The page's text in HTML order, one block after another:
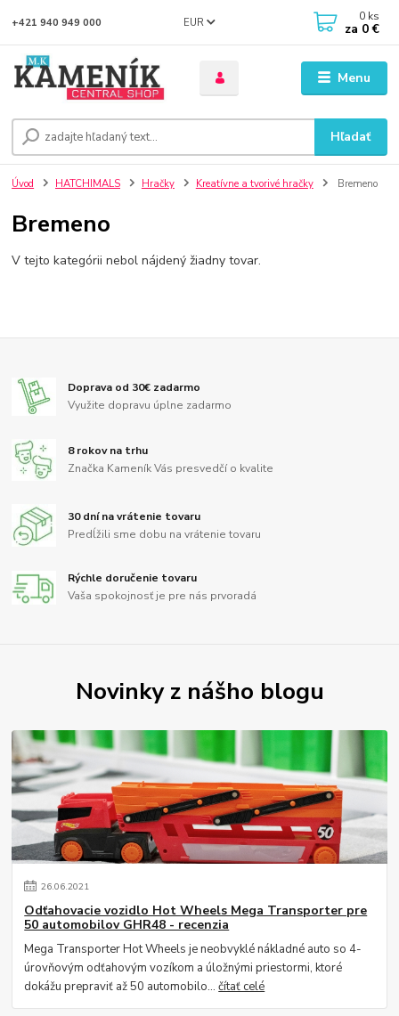
Menu
EUR
Hľadať
+421 940 949 000 0 ks
za 0 €
Úvod HATCHIMALS Hračky Kreatívne a tvorivé hračky Bremeno
Bremeno
V tejto kategórii nebol nájdený žiadny tovar.
Doprava od 30€ zadarmo
Využite dopravu úplne zadarmo
8 rokov na trhu
Značka Kameník Vás presvedčí o kvalite
30 dní na vrátenie tovaru
Predĺžili sme dobu na vrátenie tovaru
Rýchle doručenie tovaru
Vaša spokojnosť je pre nás prvoradá
Novinky z nášho blogu
26.06.2021
Odťahovacie vozidlo Hot Wheels Mega Transporter pre
50 automobilov GHR48 - recenzia
Mega Transporter Hot Wheels je neobvyklé nákladné auto so 4-
úrovňovým odťahovým vozíkom a úložnými priestormi, ktoré
dokážu prepraviť až 50 automobilo...čítať celé